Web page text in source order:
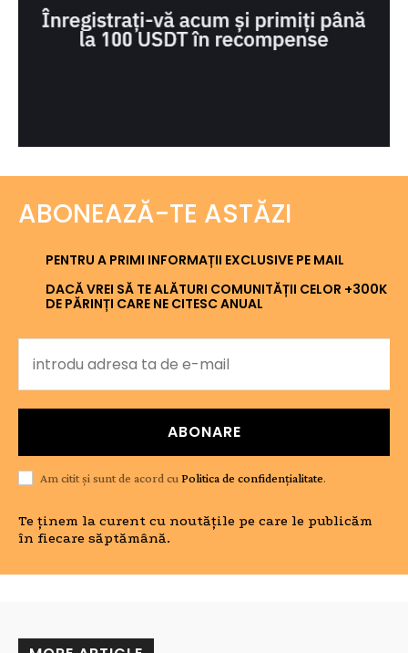
ABONEAZĂ-TE ASTĂZI
PENTRU A PRIMI INFORMAȚII EXCLUSIVE PE MAIL
DACĂ VREI SĂ TE ALĂTURI COMUNITĂȚII CELOR +300K
DE PĂRINȚI CARE NE CITESC ANUAL
ABONARE
Am citit și sunt de acord cu Politica de confidențialitate.
Te ținem la curent cu noutățile pe care le publicăm
în fiecare săptămână.